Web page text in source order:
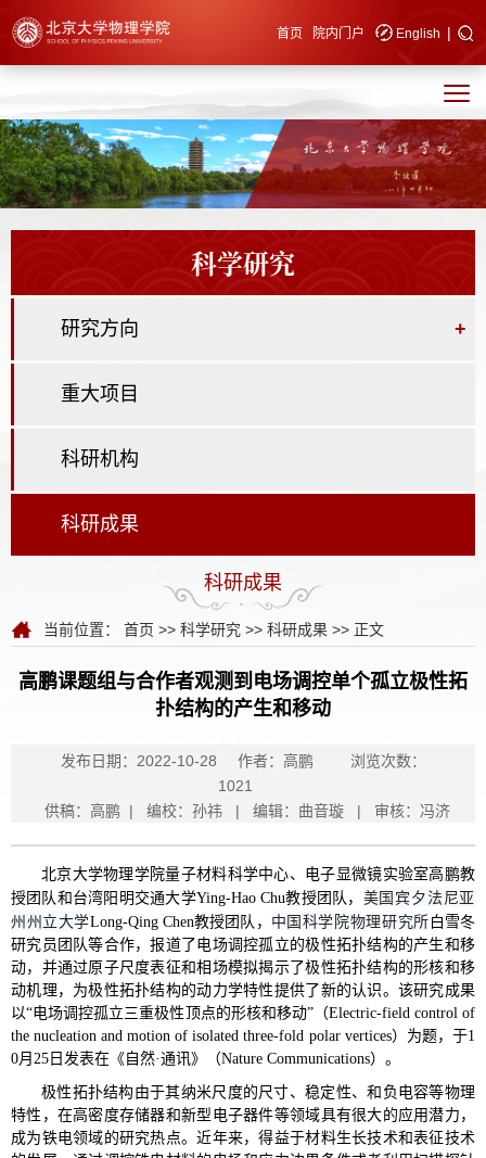
快速导航 首页 院内门户 English |
科学研究
研究方向 +
重大项目
科研机构
科研成果
科研成果
当前位置： 首页 >> 科学研究 >> 科研成果 >> 正文
高鹏课题组与合作者观测到电场调控单个孤立极性拓
扑结构的产生和移动
发布日期：2022-10-28 作者：高鹏
浏览次数：
1021
供稿：高鹏 | 编校：孙祎 | 编辑：曲音璇 | 审核：冯济
北京大学物理学院量子材料科学中心、电子显微镜实验室高鹏教
授团队和台湾阳明交通大学Ying-Hao Chu教授团队， 美国宾夕法尼亚
州州立大学Long-Qing Chen教授团队， 中国科学院物理研究所 白雪冬
研究员团队等合作，报道了电场调控孤立的极性拓扑结构的产生和移
动，并通过原子尺度表征和相场模拟揭示了极性拓扑结构的形核和移
动机理，为极性拓扑结构的动力学特性提供了新的认识。该研究成果
以“电场调控孤立三重极性顶点的形核和移动”（Electric-field control of
the nucleation and motion of isolated three-fold polar vertices）为题，于1
0月25日发表在《自然·通讯》（Nature Communications）。
极性拓扑结构由于其纳米尺度的尺寸、稳定性、和负电容等物理
特性，在高密度存储器和新型电子器件等领域具有很大的应用潜力，
成为铁电领域的研究热点。近年来，得益于材料生长技术和表征技术